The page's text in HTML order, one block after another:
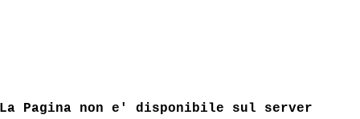
La Pagina non e' disponibile sul server